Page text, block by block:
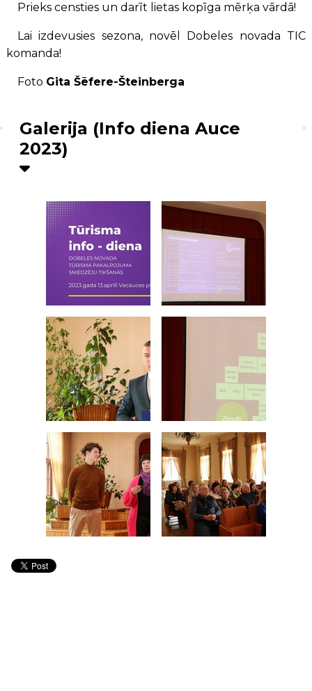
Prieks censties un darīt lietas kopīga mērķa vārdā!
Lai izdevusies sezona, novēl Dobeles novada TIC
komanda!
Foto Gita Šēfere-Šteinberga
Galerija (Info diena Auce
2023)